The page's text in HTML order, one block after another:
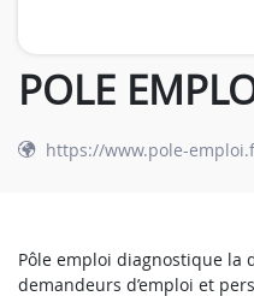
POLE
https://www.pole-
Pôle emploi diagnostique la
demandeurs d’emploi et